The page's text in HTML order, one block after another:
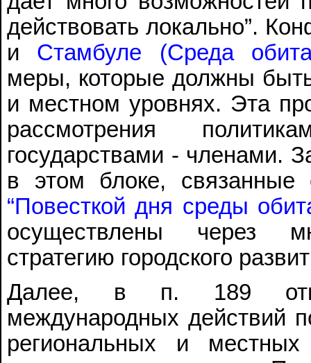
действовать локально”.
и Стамбуле (Среда
меры, которые должны
и местном уровнях. Эта
рассмотрения
государствами - членами.
в этом блоке,
“Повесткой дня среды
осуществлены через
стратегию городского
Далее, в п. 189
международных действий
региональных и